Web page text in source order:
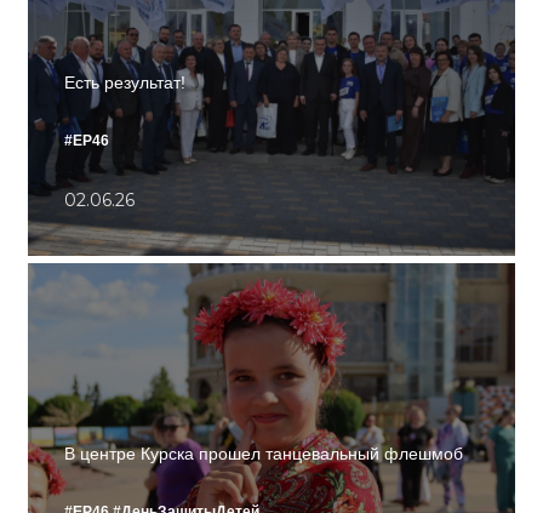
Есть результат!
#ЕР46
02.06.26
В центре Курска прошел танцевальный флешмоб